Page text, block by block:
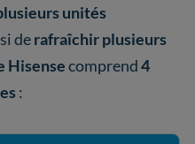
unités
derafraîchir plusieurs
Hisensecomprend4
: